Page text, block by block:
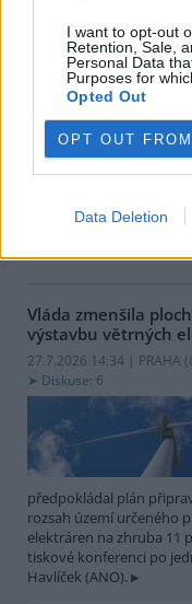
I want to opt-out
Retention, Sale,
Personal Data
Purposes for
Opted Out
OPT OUT
Data Deletion
Ministerstvo
vodárenské
27.7.2026 19:24 ( ČTK )
Diskuse: 1
negativních dopadů
Vláda zmenšila
výstavbu větrných
27.7.2026 14:34 | PRAHA (
Diskuse: 6
předpokládal plán
rozsah území určeného
elektráren na zhruba 11
tiskové konferenci po
Havlíček (ANO).